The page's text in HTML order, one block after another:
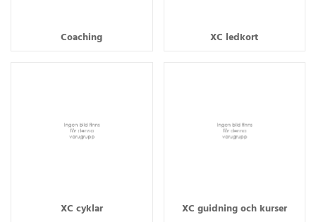
Coaching XC ledkort
XC cyklar XC guidning och kurser